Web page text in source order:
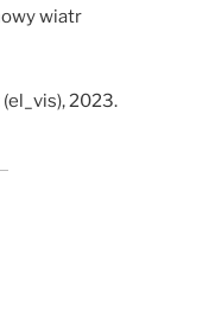
wiatr
2023.